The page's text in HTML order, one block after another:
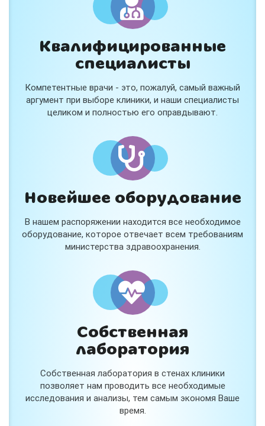
Квалифицированные
специалисты
Компетентные врачи - это, пожалуй, самый важный
аргумент при выборе клиники, и наши специалисты
целиком и полностью его оправдывают.
Новейшее оборудование
В нашем распоряжении находится все необходимое
оборудование, которое отвечает всем требованиям
министерства здравоохранения.
Собственная
лаборатория
Собственная лаборатория в стенах клиники
позволяет нам проводить все необходимые
исследования и анализы, тем самым экономя Ваше
время.